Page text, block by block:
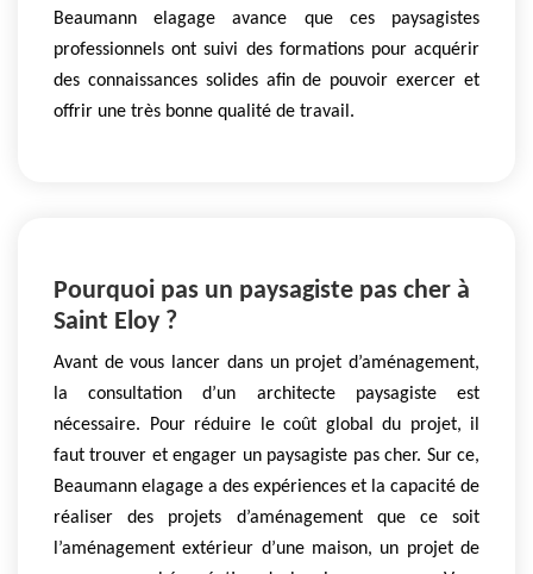
Beaumann elagage avance que ces paysagistes
professionnels ont suivi des formations pour acquérir
des connaissances solides afin de pouvoir exercer et
offrir une très bonne qualité de travail.
Pourquoi pas un paysagiste pas cher à
Saint Eloy ?
Avant de vous lancer dans un projet d’aménagement,
la consultation d’un architecte paysagiste est
nécessaire. Pour réduire le coût global du projet, il
faut trouver et engager un paysagiste pas cher. Sur ce,
Beaumann elagage a des expériences et la capacité de
réaliser des projets d’aménagement que ce soit
l’aménagement extérieur d’une maison, un projet de